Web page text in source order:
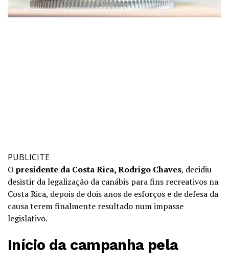
PUBLICITE
O presidente da Costa Rica, Rodrigo Chaves, decidiu
desistir da legalização da canábis para fins recreativos na
Costa Rica, depois de dois anos de esforços e de defesa da
causa terem finalmente resultado num impasse
legislativo.
Início da campanha pela